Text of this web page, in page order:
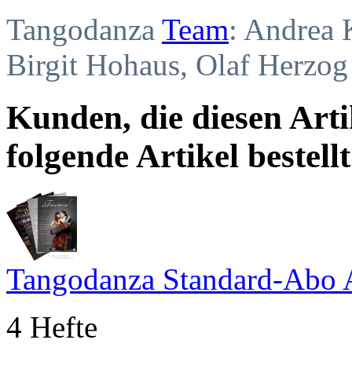
Tangodanza Team: Andrea
Birgit Hohaus, Olaf Herzog
Kunden, die diesen
folgende Artikel
Tangodanza Standard-Abo
4 Hefte